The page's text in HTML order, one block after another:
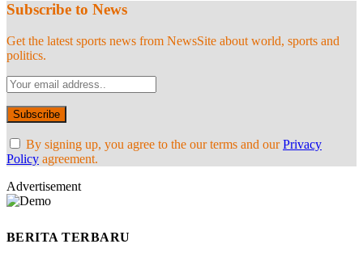
Subscribe to News
Get the latest sports news from NewsSite about world, sports and
politics.
By signing up, you agree to the our terms and ourPrivacy
Policy agreement.
Advertisement
BERITA TERBARU